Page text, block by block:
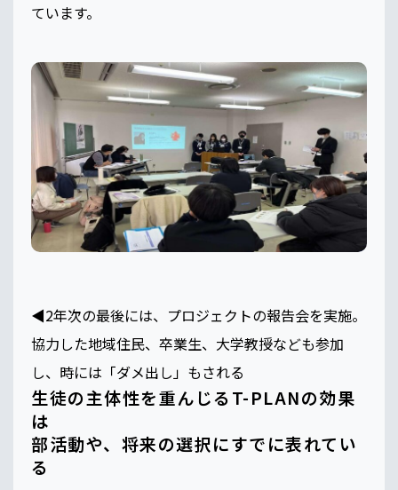
ています。
◀️2年次の最後には、プロジェクトの報告会を実施。
協力した地域住民、卒業生、大学教授なども参加
し、時には「ダメ出し」もされる
生徒の主体性を重んじるT-PLANの効果
は
部活動や、将来の選択にすでに表れてい
る